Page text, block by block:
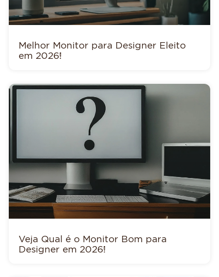
Melhor Monitor para Designer Eleito
em 2026!
Veja Qual é o Monitor Bom para
Designer em 2026!